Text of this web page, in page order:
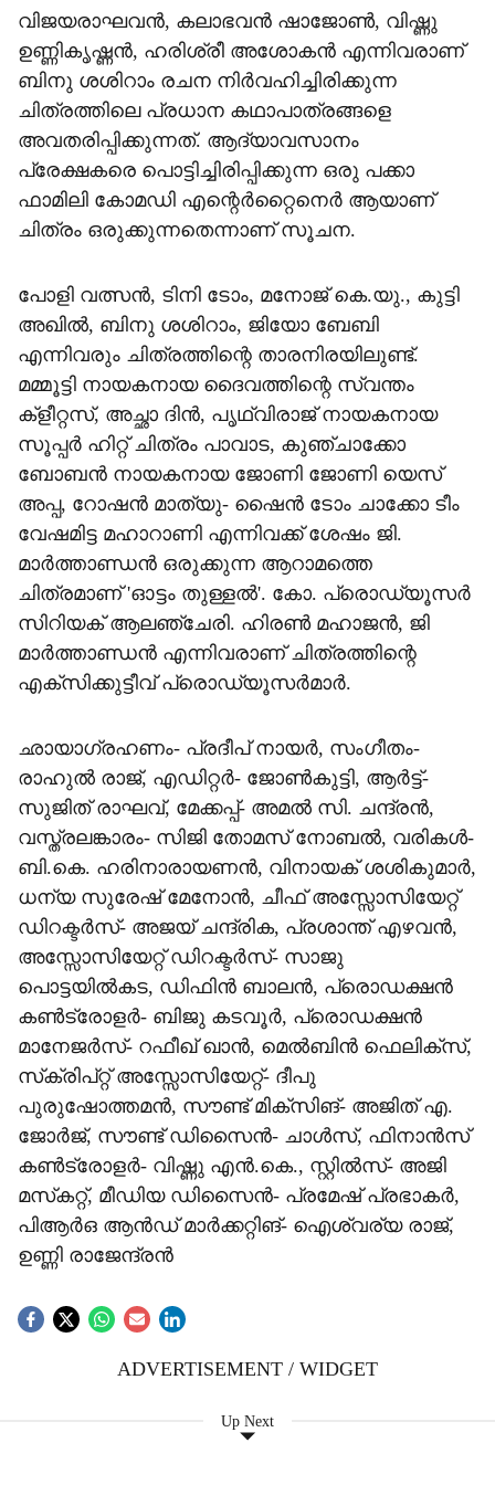
വിജയരാഘവൻ, കലാഭവൻ ഷാജോൺ, വിഷ്ണു
ഉണ്ണികൃഷ്ണൻ, ഹരിശ്രീ അശോകൻ എന്നിവരാണ്
ബിനു ശശിറാം രചന നിർവഹിച്ചിരിക്കുന്ന
ചിത്രത്തിലെ പ്രധാന കഥാപാത്രങ്ങളെ
അവതരിപ്പിക്കുന്നത്. ആദ്യാവസാനം
പ്രേക്ഷകരെ പൊട്ടിച്ചിരിപ്പിക്കുന്ന ഒരു പക്കാ
ഫാമിലി കോമഡി എന്റെർറ്റൈനെർ ആയാണ്
ചിത്രം ഒരുക്കുന്നതെന്നാണ് സൂചന.
പോളി വത്സൻ, ടിനി ടോം, മനോജ് കെ.യു., കുട്ടി
അഖിൽ, ബിനു ശശിറാം, ജിയോ ബേബി
എന്നിവരും ചിത്രത്തിന്റെ താരനിരയിലുണ്ട്.
മമ്മൂട്ടി നായകനായ ദൈവത്തിന്റെ സ്വന്തം
ക്ളീറ്റസ്, അച്ഛാ ദിൻ, പൃഥ്വിരാജ് നായകനായ
സൂപ്പർ ഹിറ്റ് ചിത്രം പാവാട, കുഞ്ചാക്കോ
ബോബൻ നായകനായ ജോണി ജോണി യെസ്
അപ്പ, റോഷൻ മാത്യു- ഷൈൻ ടോം ചാക്കോ ടീം
വേഷമിട്ട മഹാറാണി എന്നിവക്ക് ശേഷം ജി.
മാർത്താണ്ഡൻ ഒരുക്കുന്ന ആറാമത്തെ
ചിത്രമാണ് 'ഓട്ടം തുള്ളൽ'. കോ. പ്രൊഡ്യൂസർ
സിറിയക് ആലഞ്ചേരി. ഹിരൺ മഹാജൻ, ജി
മാർത്താണ്ഡൻ എന്നിവരാണ് ചിത്രത്തിന്റെ
എക്‌സിക്കുട്ടീവ് പ്രൊഡ്യൂസർമാർ.
ഛായാഗ്രഹണം- പ്രദീപ് നായർ, സംഗീതം-
രാഹുൽ രാജ്, എഡിറ്റർ- ജോൺകുട്ടി, ആർട്ട്-
സുജിത് രാഘവ്, മേക്കപ്പ്- അമൽ സി. ചന്ദ്രൻ,
വസ്ത്രലങ്കാരം- സിജി തോമസ് നോബൽ, വരികൾ-
ബി.കെ. ഹരിനാരായണൻ, വിനായക് ശശികുമാർ,
ധന്യ സുരേഷ് മേനോൻ, ചീഫ് അസ്സോസിയേറ്റ്
ഡിറക്ടർസ്- അജയ് ചന്ദ്രിക, പ്രശാന്ത് എഴവൻ,
അസ്സോസിയേറ്റ് ഡിറക്ടർസ്- സാജു
പൊട്ടയിൽകട, ഡിഫിൻ ബാലൻ, പ്രൊഡക്ഷൻ
കൺട്രോളർ- ബിജു കടവൂർ, പ്രൊഡക്ഷൻ
മാനേജർസ്- റഫീഖ് ഖാൻ, മെൽബിൻ ഫെലിക്‌സ്,
സ്‌ക്രിപ്റ്റ് അസ്സോസിയേറ്റ്- ദീപു
പുരുഷോത്തമൻ, സൗണ്ട് മിക്‌സിങ്- അജിത് എ.
ജോർജ്, സൗണ്ട് ഡിസൈൻ- ചാൾസ്, ഫിനാൻസ്
കൺട്രോളർ- വിഷ്ണു എൻ.കെ., സ്റ്റിൽസ്- അജി
മസ്‌കറ്റ്, മീഡിയ ഡിസൈൻ- പ്രമേഷ് പ്രഭാകർ,
പിആർഒ ആൻഡ് മാർക്കറ്റിങ്- ഐശ്വര്യ രാജ്,
ഉണ്ണി രാജേന്ദ്രൻ
ADVERTISEMENT / WIDGET
Up Next